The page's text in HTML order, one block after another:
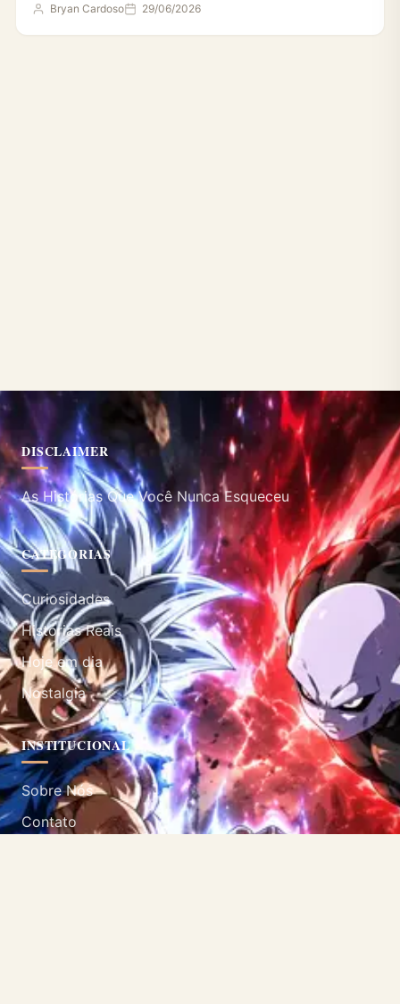
Bryan Cardoso 29/06/2026
DISCLAIMER
As Histórias Que Você Nunca Esqueceu
CATEGORIAS
Curiosidades
Histórias Reais
Hoje em dia
Nostalgia
INSTITUCIONAL
Sobre Nós
Contato